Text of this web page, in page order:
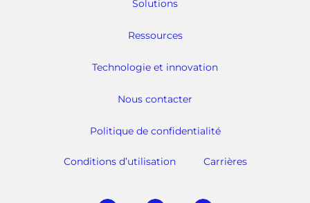
Solutions
Ressources
Technologie et innovation
Nous contacter
Politique de confidentialité
Conditions d’utilisation Carrières